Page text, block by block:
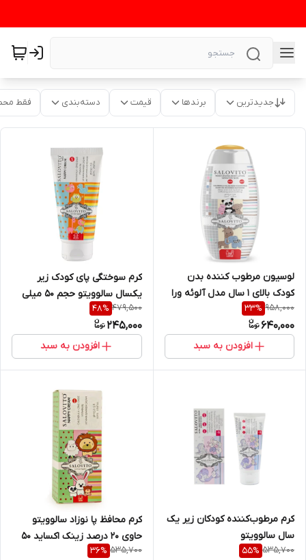
جدیدترین برندها قیمت دسته‌بندی فقط
لوسیون مرطوب کننده بدن
کودک بالای ۱ سال مدل آلوئه ورا
سالوویتو حجم ۲۳۰ میل
958,000
33%
640,000
افزودن به سبد
کرم سوختگی پای کودک زیر
یکسال سالوویتو حجم 50 میلی
لیتر
479,500
48%
245,000
افزودن به سبد
کرم مرطوب‌کننده کودکان زیر یک
سال سالوویتو
535,700
55%
کرم محافظ پا نوزاد سالوویتو
حاوی 20 درصد زینک اکساید ۵۰
میل
535,700
36%